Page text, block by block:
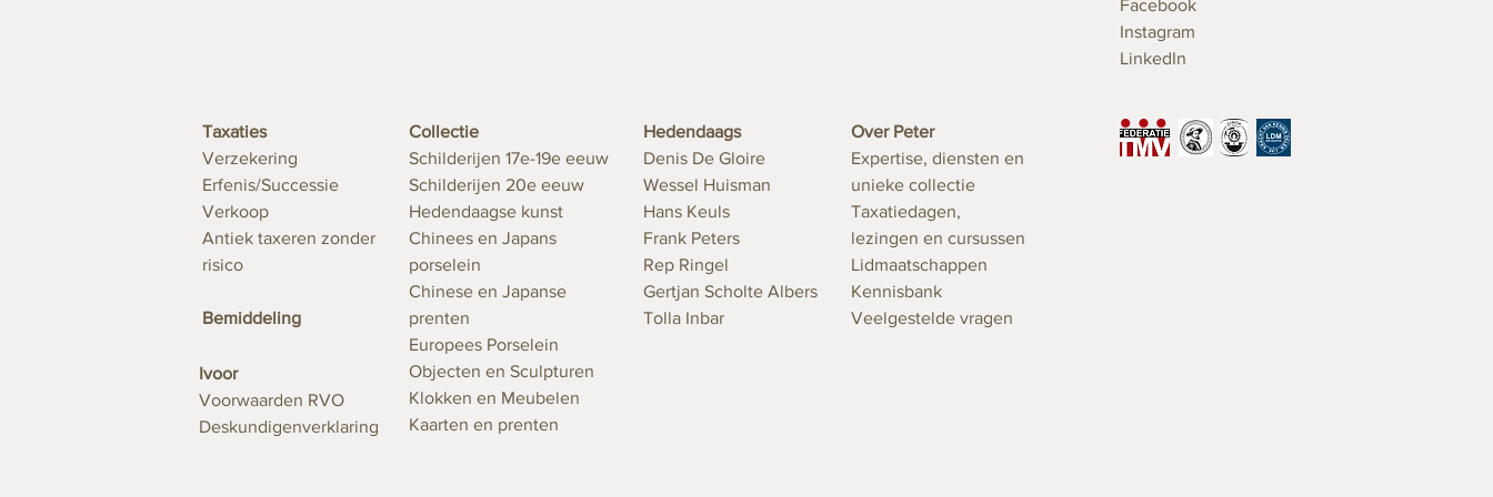
Facebook
Instagram
LinkedIn
Taxaties
Verzekering
Erfenis/Successie
Verkoop
Antiek taxeren zonder
risico
Bemiddeling
Ivoor
Voorwaarden RVO
Deskundigenverklaring
Collectie
Schilderijen 17e-19e eeuw
Schilderijen 20e eeuw
Hedendaagse kunst
Chinees en Japans
porselein
Chinese en Japanse
prenten
Europees Porselein
Objecten en Sculpturen
Klokken en Meubelen
Kaarten en prenten
Hedendaags
Denis De Gloire
Wessel Huisman
Hans Keuls
Frank Peters
Rep Ringel
Gertjan Scholte Albers
Tolla Inbar
Over Peter
Expertise, diensten en
unieke collectie
Taxatiedagen,
lezingen en cursussen
Lidmaatschappen
Kennisbank
Veelgestelde vragen